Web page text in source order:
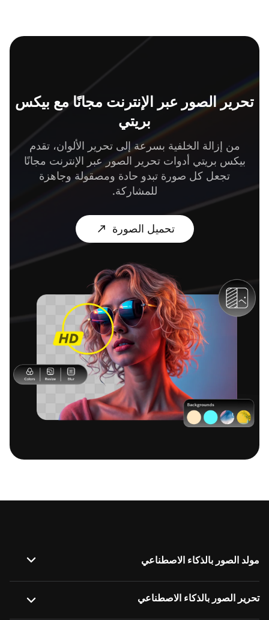
تحرير الصور عبر الإنترنت مجانًا مع بيكس
بريتي
من إزالة الخلفية بسرعة إلى تحرير الألوان، تقدم
بيكس بريتي أدوات تحرير الصور عبر الإنترنت مجانًا
تجعل كل صورة تبدو حادة ومصقولة وجاهزة
للمشاركة.
تحميل الصورة
مولد الصور بالذكاء الاصطناعي
صورة إلى صورة
تحرير الصور بالذكاء الاصطناعي